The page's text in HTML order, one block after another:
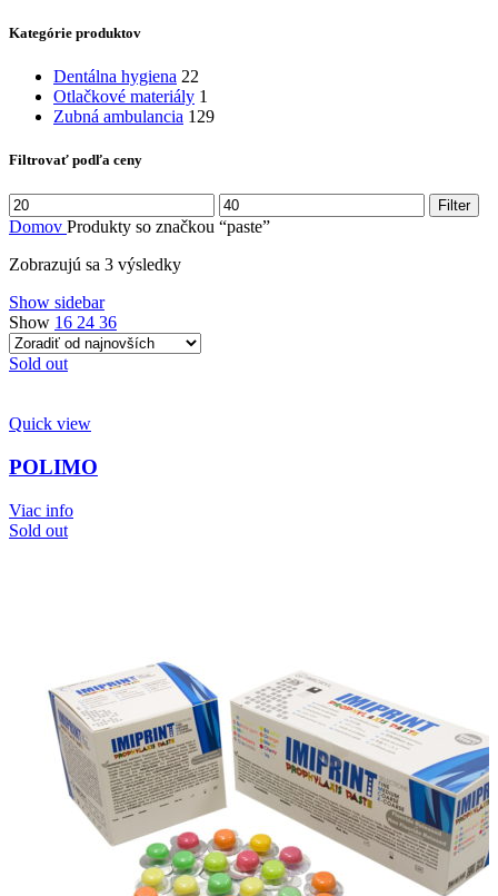
Kategórie produktov
Dentálna hygiena 22
Otlačkové materiály 1
Zubná ambulancia 129
Filtrovať podľa ceny
Minimálna
cena
Maximálna
cena
Filter
Domov Produkty so značkou “paste”
Zobrazujú sa 3 výsledkyZoradené
Show sidebar
Show 16 24 36
Sold out
Quick view
POLIMO
Viac info
Sold out